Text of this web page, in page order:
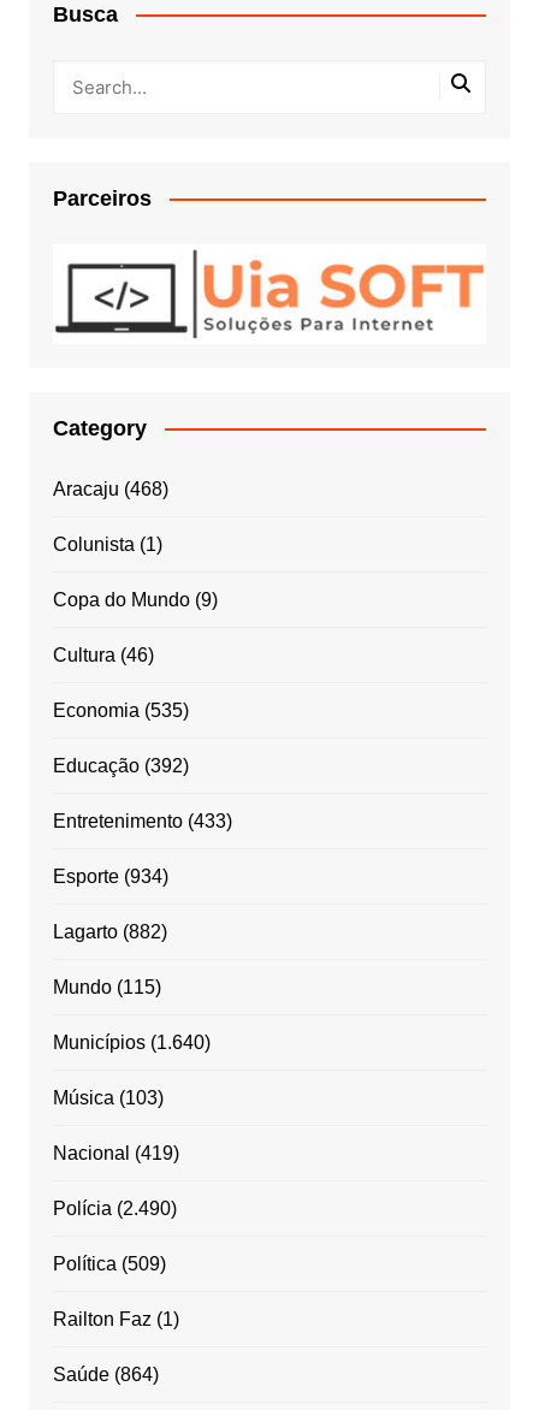
Busca
Parceiros
Category
Aracaju (468)
Colunista (1)
Copa do Mundo(9)
Cultura (46)
Economia (535)
Educação(392)
Entretenimento(433)
Esporte(934)
Lagarto(882)
Mundo(115)
Municípios(1.640)
Música (103)
Nacional (419)
Polícia (2.490)
Política (509)
Railton Faz (1)
Saúde(864)